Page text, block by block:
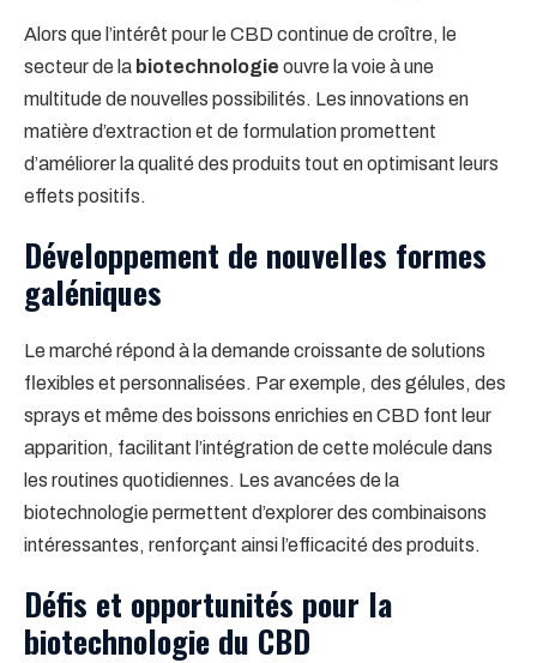
Alors que l’intérêt pour le CBD continue de croître, le
secteur de la biotechnologie ouvre la voie à une
multitude de nouvelles possibilités. Les innovations en
matière d’extraction et de formulation promettent
d’améliorer la qualité des produits tout en optimisant leurs
effets positifs.
Développement de nouvelles formes
galéniques
Le marché répond à la demande croissante de solutions
flexibles et personnalisées. Par exemple, des gélules, des
sprays et même des boissons enrichies en CBD font leur
apparition, facilitant l’intégration de cette molécule dans
les routines quotidiennes. Les avancées de la
biotechnologie permettent d’explorer des combinaisons
intéressantes, renforçant ainsi l’efficacité des produits.
Défis et opportunités pour la
biotechnologie du CBD